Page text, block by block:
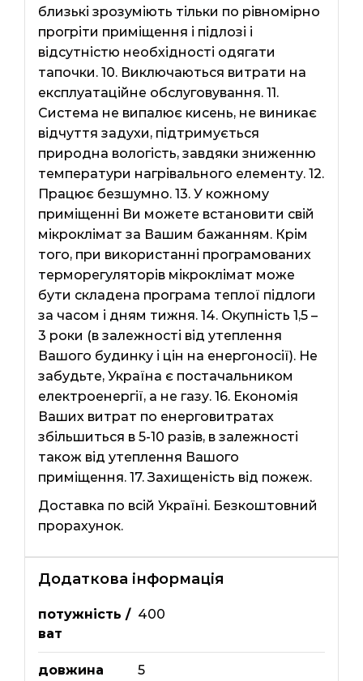
близькі зрозуміють тільки по рівномірно
прогріти приміщення і підлозі і
відсутністю необхідності одягати
тапочки. 10. Виключаються витрати на
експлуатаційне обслуговування. 11.
Система не випалює кисень, не виникає
відчуття задухи, підтримується
природна вологість, завдяки зниженню
температури нагрівального елементу. 12.
Працює безшумно. 13. У кожному
приміщенні Ви можете встановити свій
мікроклімат за Вашим бажанням. Крім
того, при використанні програмованих
терморегуляторів мікроклімат може
бути складена програма теплої підлоги
за часом і дням тижня. 14. Окупність 1,5 –
3 роки (в залежності від утеплення
Вашого будинку і цін на енергоносії). Не
забудьте, Україна є постачальником
електроенергії, а не газу. 16. Економія
Ваших витрат по енерговитратах
збільшиться в 5-10 разів, в залежності
також від утеплення Вашого
приміщення. 17. Захищеність від пожеж.
Доставка по всій Україні. Безкоштовний
прорахунок.
Додаткова інформація
потужність /
ват
400
довжина
5